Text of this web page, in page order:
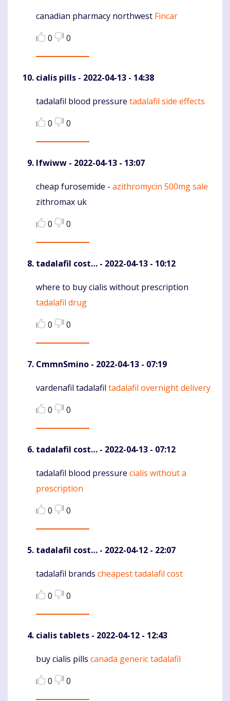
Komentaras
canadian pharmacy northwest Fincar
0
0
cialis pills - 2022-04-13 - 14:38
Komentaras
tadalafil blood pressure tadalafil side effects
0
0
Ifwiww - 2022-04-13 - 13:07
Komentaras
cheap furosemide - azithromycin 500mg sale
zithromax uk
0
0
tadalafil cost… - 2022-04-13 - 10:12
Komentaras
where to buy cialis without prescription
tadalafil drug
0
0
CmmnSmino - 2022-04-13 - 07:19
Komentaras
vardenafil tadalafil tadalafil overnight delivery
0
0
tadalafil cost… - 2022-04-13 - 07:12
Komentaras
tadalafil blood pressure cialis without a
prescription
0
0
tadalafil cost… - 2022-04-12 - 22:07
Komentaras
tadalafil brands cheapest tadalafil cost
0
0
cialis tablets - 2022-04-12 - 12:43
Komentaras
buy cialis pills canada generic tadalafil
0
0